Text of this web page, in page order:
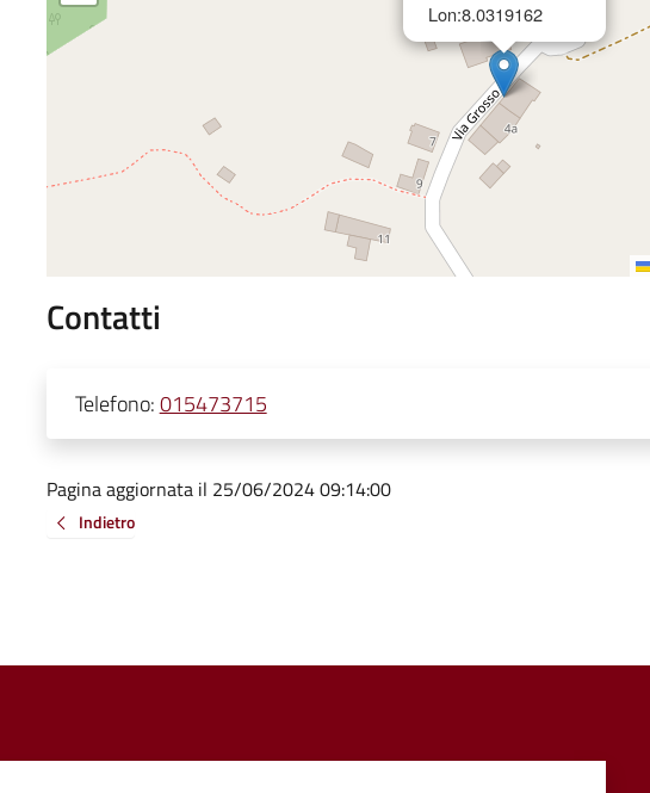
Lon:8.0319162
Contatti
Telefono:015473715
Pagina aggiornata il 25/06/2024 09:14:00
Indietro